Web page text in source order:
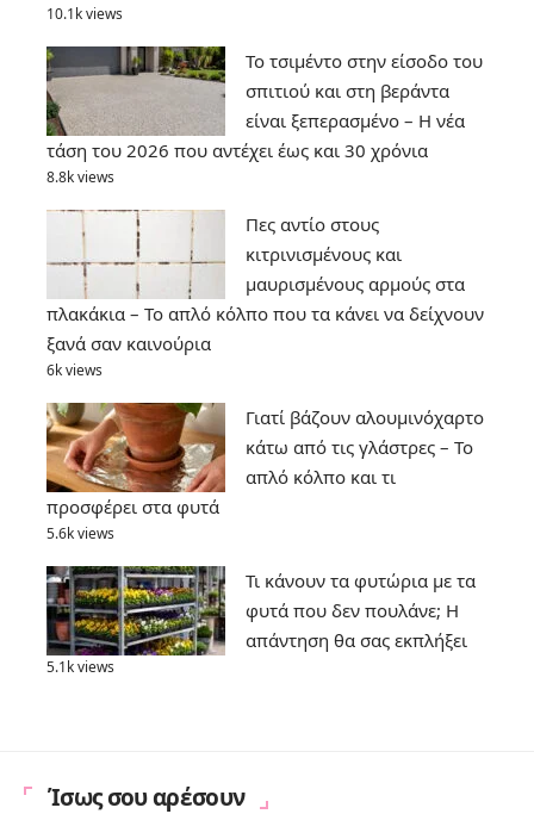
10.1k views
Το τσιμέντο στην είσοδο του
σπιτιού και στη βεράντα
είναι ξεπερασμένο – Η νέα
τάση του 2026 που αντέχει έως και 30 χρόνια
8.8k views
Πες αντίο στους
κιτρινισμένους και
μαυρισμένους αρμούς στα
πλακάκια – Το απλό κόλπο που τα κάνει να δείχνουν
ξανά σαν καινούρια
6k views
Γιατί βάζουν αλουμινόχαρτο
κάτω από τις γλάστρες – Το
απλό κόλπο και τι
προσφέρει στα φυτά
5.6k views
Τι κάνουν τα φυτώρια με τα
φυτά που δεν πουλάνε; Η
απάντηση θα σας εκπλήξει
5.1k views
Ίσως σου αρέσουν